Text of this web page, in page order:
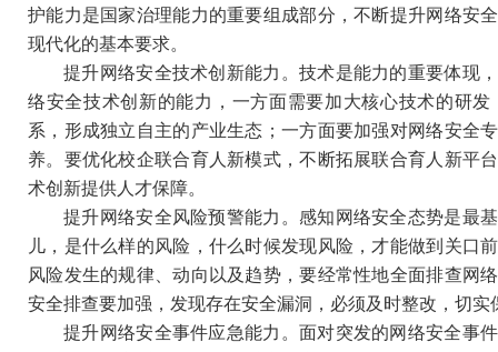
护能力是国家治理能力的重要组成部分，不断提升网络安
现代化的基本要求。
提升网络安全技术创新能力。技术是能力的重要体现
络安全技术创新的能力，一方面需要加大核心技术的研
系，形成独立自主的产业生态；一方面要加强对网络安全
养。要优化校企联合育人新模式，不断拓展联合育人新平
术创新提供人才保障。
提升网络安全风险预警能力。感知网络安全态势是最
儿，是什么样的风险，什么时候发现风险，才能做到关口
风险发生的规律、动向以及趋势，要经常性地全面排查网
安全排查要加强，发现存在安全漏洞，必须及时整改，切实
提升网络安全事件应急能力。面对突发的网络安全事